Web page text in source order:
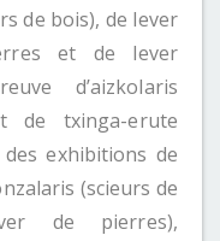
de bois), de lever
et de lever
d’aizkolaris
de txinga-erute
exhibitions de
(scieurs de
de pierres),